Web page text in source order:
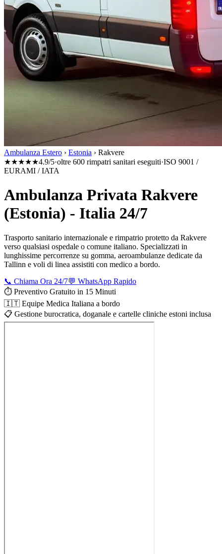
Ambulanza Estero › Estonia › Rakvere
★★★★★4.9/5·oltre 600 rimpatri sanitari eseguiti·ISO 9001 /
EURAMI / IATA
Ambulanza Privata Rakvere
(Estonia) - Italia 24/7
Trasporto sanitario internazionale e rimpatrio protetto da Rakvere
verso qualsiasi ospedale o comune italiano. Specializzati in
lunghissime percorrenze su gomma, aeroambulanze dedicate da
Tallinn e voli di linea assistiti con medico a bordo.
📞 Chiama Ora 24/7💬 WhatsApp Rapido
⏱️ Preventivo Gratuito in 15 Minuti
🇮🇹 Equipe Medica Italiana a bordo
📋 Gestione burocratica, doganale e cartelle cliniche estoni inclusa